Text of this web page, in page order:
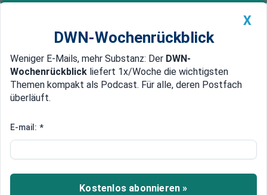
Newsticker MEIN DWN: Geldanlage Premium
Edelmetalle DWN-Magazin China
„Kohäsions-Milliarde“
Schweizer Banken wollen sich
Zugang zur EU erkaufen
Die Schweizer Banken versuchen, Zahlungen in
X
DWN-Wochenrückblick
Weniger E-Mails, mehr Substanz: Der DWN-
Wochenrückblick liefert 1x/Woche die wichtigsten
Themen kompakt als Podcast. Für alle, deren Postfach
überläuft.
E-mail: *
Kostenlos abonnieren »